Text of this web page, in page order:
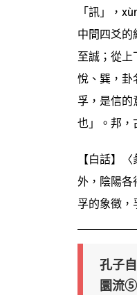
「訊」，
中間四爻的
至誠；從上
悅、巽，卦
孚，是信的
也」。邦，
【白話】
外，陰陽各
孚的象徵，
孔子
圜流